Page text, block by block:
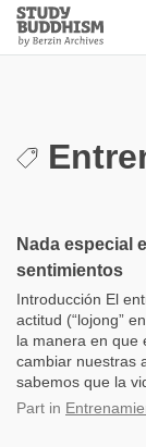
Close
Study
Buddhism
Nada especial
sentimientos
Introducción El
actitud (“lojong”
la manera en que
cambiar nuestras
sabemos que la
Part in